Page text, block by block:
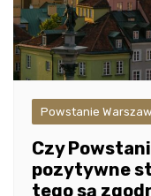
Powstanie
Czy
pozytywne
tego są